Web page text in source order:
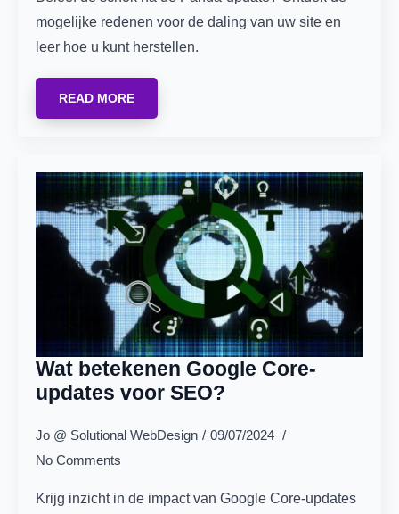
mogelijke redenen voor de daling van uw site en
leer hoe u kunt herstellen.
READ MORE
Wat betekenen Google Core-
updates voor SEO?
Jo @ Solutional WebDesign
09/07/2024
No Comments
Krijg inzicht in de impact van Google Core-updates